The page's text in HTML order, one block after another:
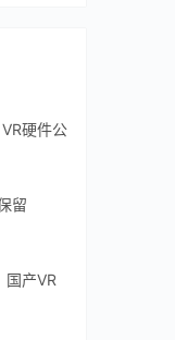
硬件公
留
国产VR